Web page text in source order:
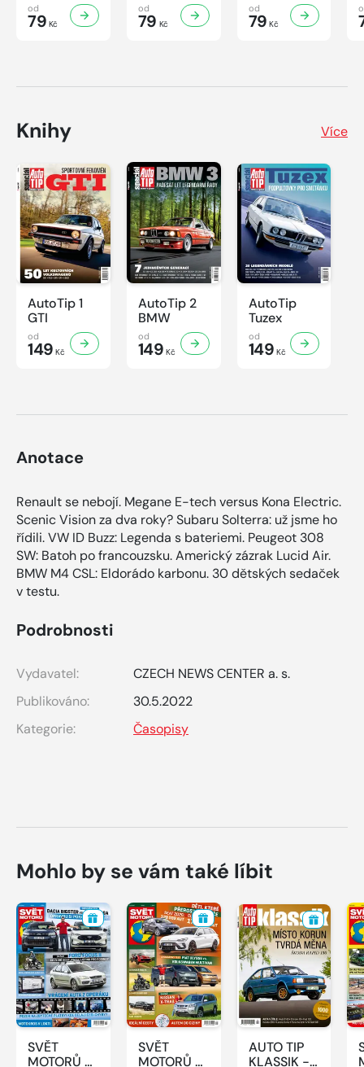
od
79 Kč
od
79 Kč
od
79 Kč
Knihy Více
AutoTip 1
GTI
od
149 Kč
AutoTip 2
BMW
od
149 Kč
AutoTip
Tuzex
od
149 Kč
Anotace
Renault se nebojí. Megane E-tech versus Kona Electric.
Scenic Vision za dva roky? Subaru Solterra: už jsme ho
řídili. VW ID Buzz: Legenda s bateriemi. Peugeot 308
SW: Batoh po francouzsku. Americký zázrak Lucid Air.
BMW M4 CSL: Eldorádo karbonu. 30 dětských sedaček
v testu.
Podrobnosti
Vydavatel:
CZECH NEWS CENTER a. s.
Publikováno:
30.5.2022
Kategorie:
Časopisy
Mohlo by se vám také líbit
SVĚT
MOTORŮ -
SVĚT
MOTORŮ -
AUTO TIP
KLASSIK -